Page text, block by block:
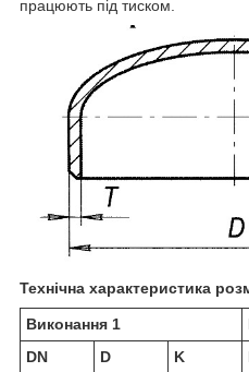
працюють під тиском.
Технічна характеристика
Виконання 1
DN
D K